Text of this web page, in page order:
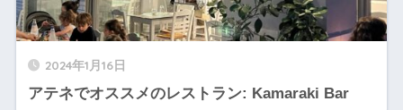
2024年1月16日
アテネでオススメのレストラン: Kamaraki Bar